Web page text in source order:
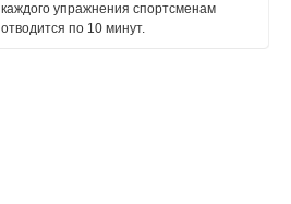
каждого упражнения спортсменам
отводится по 10 минут.